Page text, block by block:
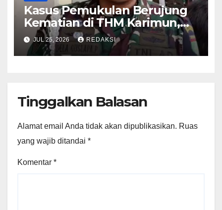
Kasus Pemukulan Berujung
Kematian di THM Karimun,
Oknum Perwira TNI Resmi
Jadi Tersangka
JUL 25, 2026 REDAKSI
Tinggalkan Balasan
Alamat email Anda tidak akan dipublikasikan. Ruas
yang wajib ditandai *
Komentar *